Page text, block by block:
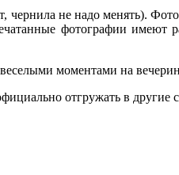
чернила не надо менять).
фотографии
моментами на
отгружать в другие